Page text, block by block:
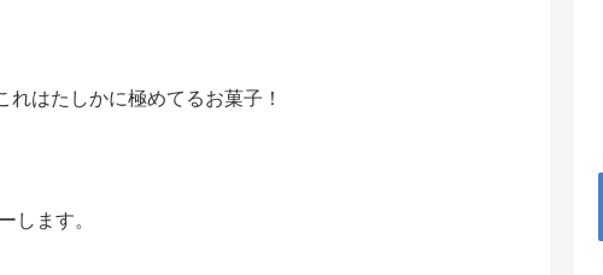
はたしかに極めてるお菓子！
します。